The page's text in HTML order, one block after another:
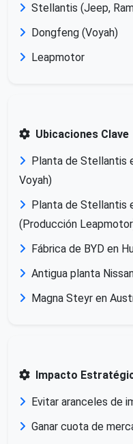
Stellantis (Jeep,
Dongfeng (Voyah)
Leapmotor
Ubicaciones Clave
Planta de Stellantis
Voyah)
Planta de Stellantis
(Producción
Fábrica de BYD en
Antigua planta
Magna Steyr en
Impacto
Evitar aranceles de
Ganar cuota de